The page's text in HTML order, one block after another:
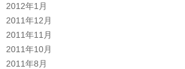
2012年1月
2011年12月
2011年11月
2011年10月
2011年8月